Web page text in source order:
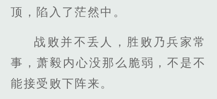
顶，陷入了茫然中。
战败并不丢人，胜败乃兵家常
事，萧毅内心没那么脆弱，不是不
能接受败下阵来。